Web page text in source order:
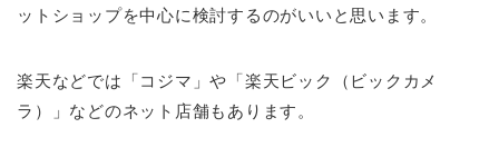
ットショップを中心に検討するのがいいと思います。
楽天などでは「コジマ」や「楽天ビック（ビックカメ
ラ）」などのネット店舗もあります。